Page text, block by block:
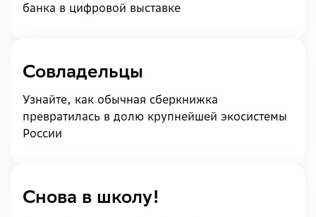
банка в цифровой выставке
Cовладельцы
Узнайте, как обычная сберкнижка
превратилась в долю крупнейшей экосистемы
России
Снова в школу!